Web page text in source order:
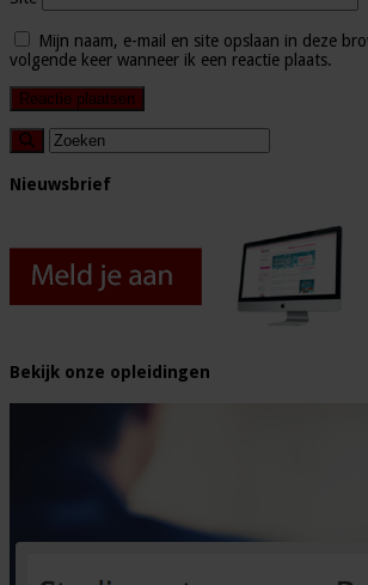
Mijn naam, e-mail en site opslaan in deze
volgende keer wanneer ik een reactie plaats.
Nieuwsbrief
Bekijk onze opleidingen